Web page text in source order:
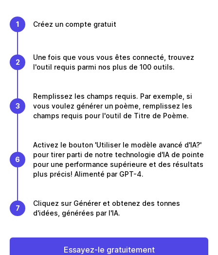
1 Créez un compte gratuit
2
Une fois que vous vous êtes connecté, trouvez
l'outil requis parmi nos plus de 100 outils.
3
Remplissez les champs requis. Par exemple, si
vous voulez générer un poème, remplissez les
champs requis pour l'outil de Titre de Poème.
6
Activez le bouton 'Utiliser le modèle avancé d'IA?'
pour tirer parti de notre technologie d'IA de pointe
pour une performance supérieure et des résultats
plus précis! Alimenté par GPT-4.
7
Cliquez sur Générer et obtenez des tonnes
d'idées, générées par l'IA.
Essayez-le gratuitement